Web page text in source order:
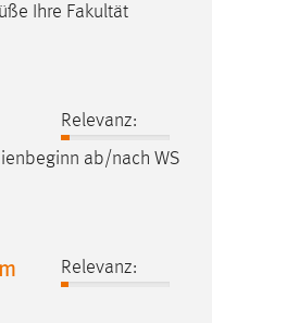
Ihre Fakultät
Relevanz:
ab/nach WS
Relevanz: